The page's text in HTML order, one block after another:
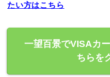
たい方はこちら
一望百景でVISAカ
ちらを